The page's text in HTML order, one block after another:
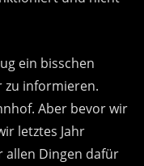
ein bisschen
zu informieren.
Aber bevor wir
letztes Jahr
allen Dingen dafür